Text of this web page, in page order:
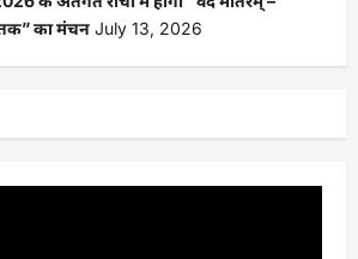
तक” का मंचन July 13, 2026